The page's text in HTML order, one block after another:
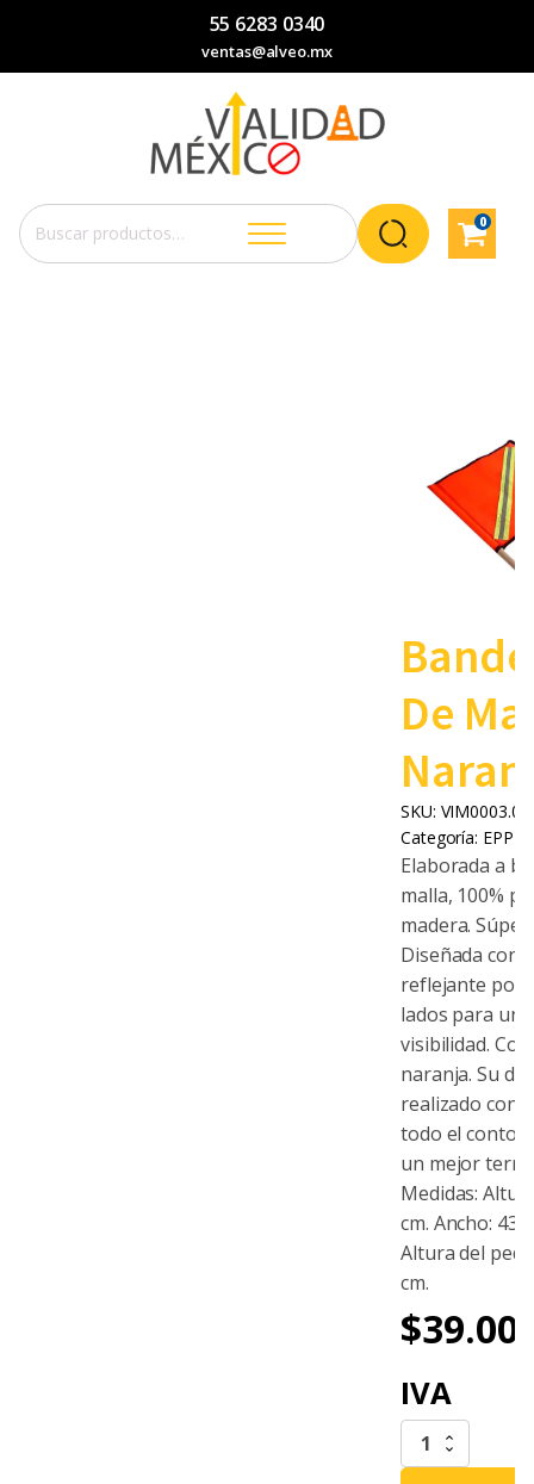
55 6283 0340
ventas@alveo.mx
Buscar
por:
0
De
SKU:
Categoría: EPP
Elaborada a
malla, 100%
madera.
Diseñada con
reflejante por
lados para
visibilidad.
naranja. Su
realizado con
todo el
un mejor
Medidas:
cm. Ancho:
Altura del
cm.
$39.00
IVA
Banderola
De